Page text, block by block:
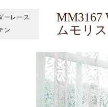
ーレース
ン
MM3167
ムモリ